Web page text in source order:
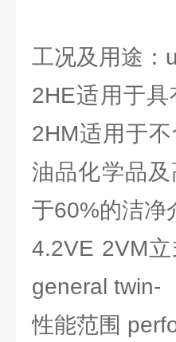
工况及用途：
2HE适用于
2HM适用于
油品化学品
于60%的洁净
4.2VE 2VM
general twin-
性能范围